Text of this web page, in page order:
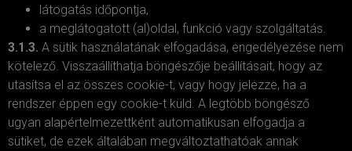
látogatás időpontja,
a meglátogatott (al)oldal, funkció vagy szolgáltatás.
3.1.3. A sütik használatának elfogadása, engedélyezése nem
kötelező. Visszaállíthatja böngészője beállításait, hogy az
utasítsa el az összes cookie-t, vagy hogy jelezze, ha a
rendszer éppen egy cookie-t küld. A legtöbb böngésző
ugyan alapértelmezettként automatikusan elfogadja a
sütiket, de ezek általában megváltoztathatóak annak